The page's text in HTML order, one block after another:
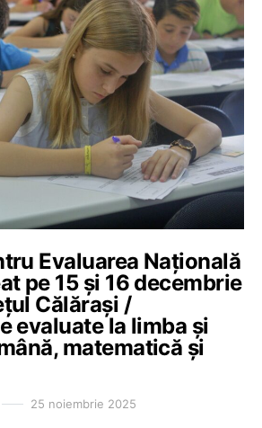
Evaluarea Națională
pe 15 și 16 decembrie
Călărași /
evaluate la limba și
matematică și
25 noiembrie 2025